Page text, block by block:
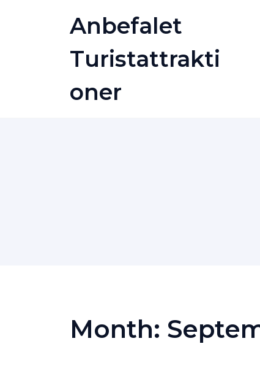
Anbefalet
Turistattrakti
Oner
Month: